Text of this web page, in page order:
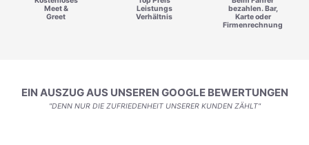
Meet &
Greet
Leistungs
Verhältnis
bezahlen. Bar,
Karte oder
Firmenrechnung
EIN AUSZUG AUS UNSEREN GOOGLE BEWERTUNGEN
"DENN NUR DIE ZUFRIEDENHEIT UNSERER KUNDEN ZÄHLT"